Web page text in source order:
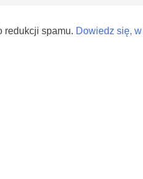
redukcji spamu. Dowiedz się,